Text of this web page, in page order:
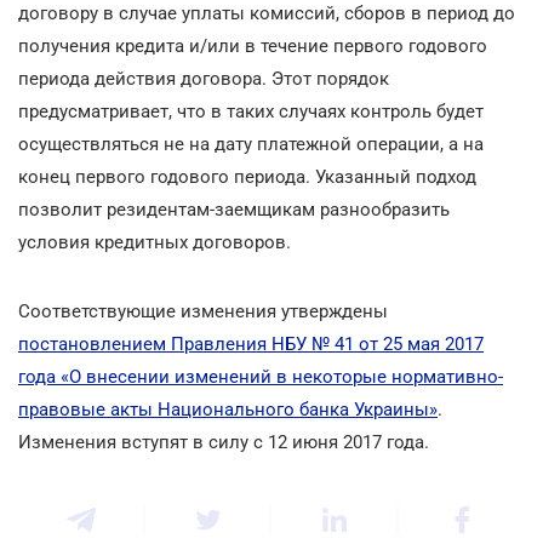
договору в случае уплаты комиссий, сборов в период до
получения кредита и/или в течение первого годового
периода действия договора. Этот порядок
предусматривает, что в таких случаях контроль будет
осуществляться не на дату платежной операции, а на
конец первого годового периода. Указанный подход
позволит резидентам-заемщикам разнообразить
условия кредитных договоров.
Соответствующие изменения утверждены
постановлением Правления НБУ № 41 от 25 мая 2017
года «О внесении изменений в некоторые нормативно-
правовые акты Национального банка Украины».
Изменения вступят в силу с 12 июня 2017 года.